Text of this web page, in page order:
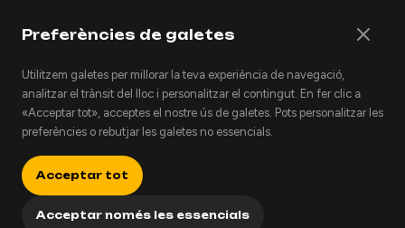
Notes de llançament
API
Incrusta podcasts
© 2026 Podhoc. Tots els drets reservats.
English العربية Català
Preferències de galetes
Utilitzem galetes per millorar la teva experiència de navegació,
analitzar el trànsit del lloc i personalitzar el contingut. En fer clic a
«Acceptar tot», acceptes el nostre ús de galetes. Pots personalitzar les
preferències o rebutjar les galetes no essencials.
Acceptar tot
Acceptar només les essencials